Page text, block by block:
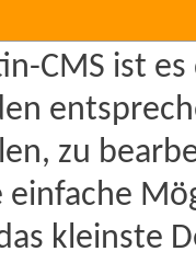
CMS ist
zu
einfache
kleinste